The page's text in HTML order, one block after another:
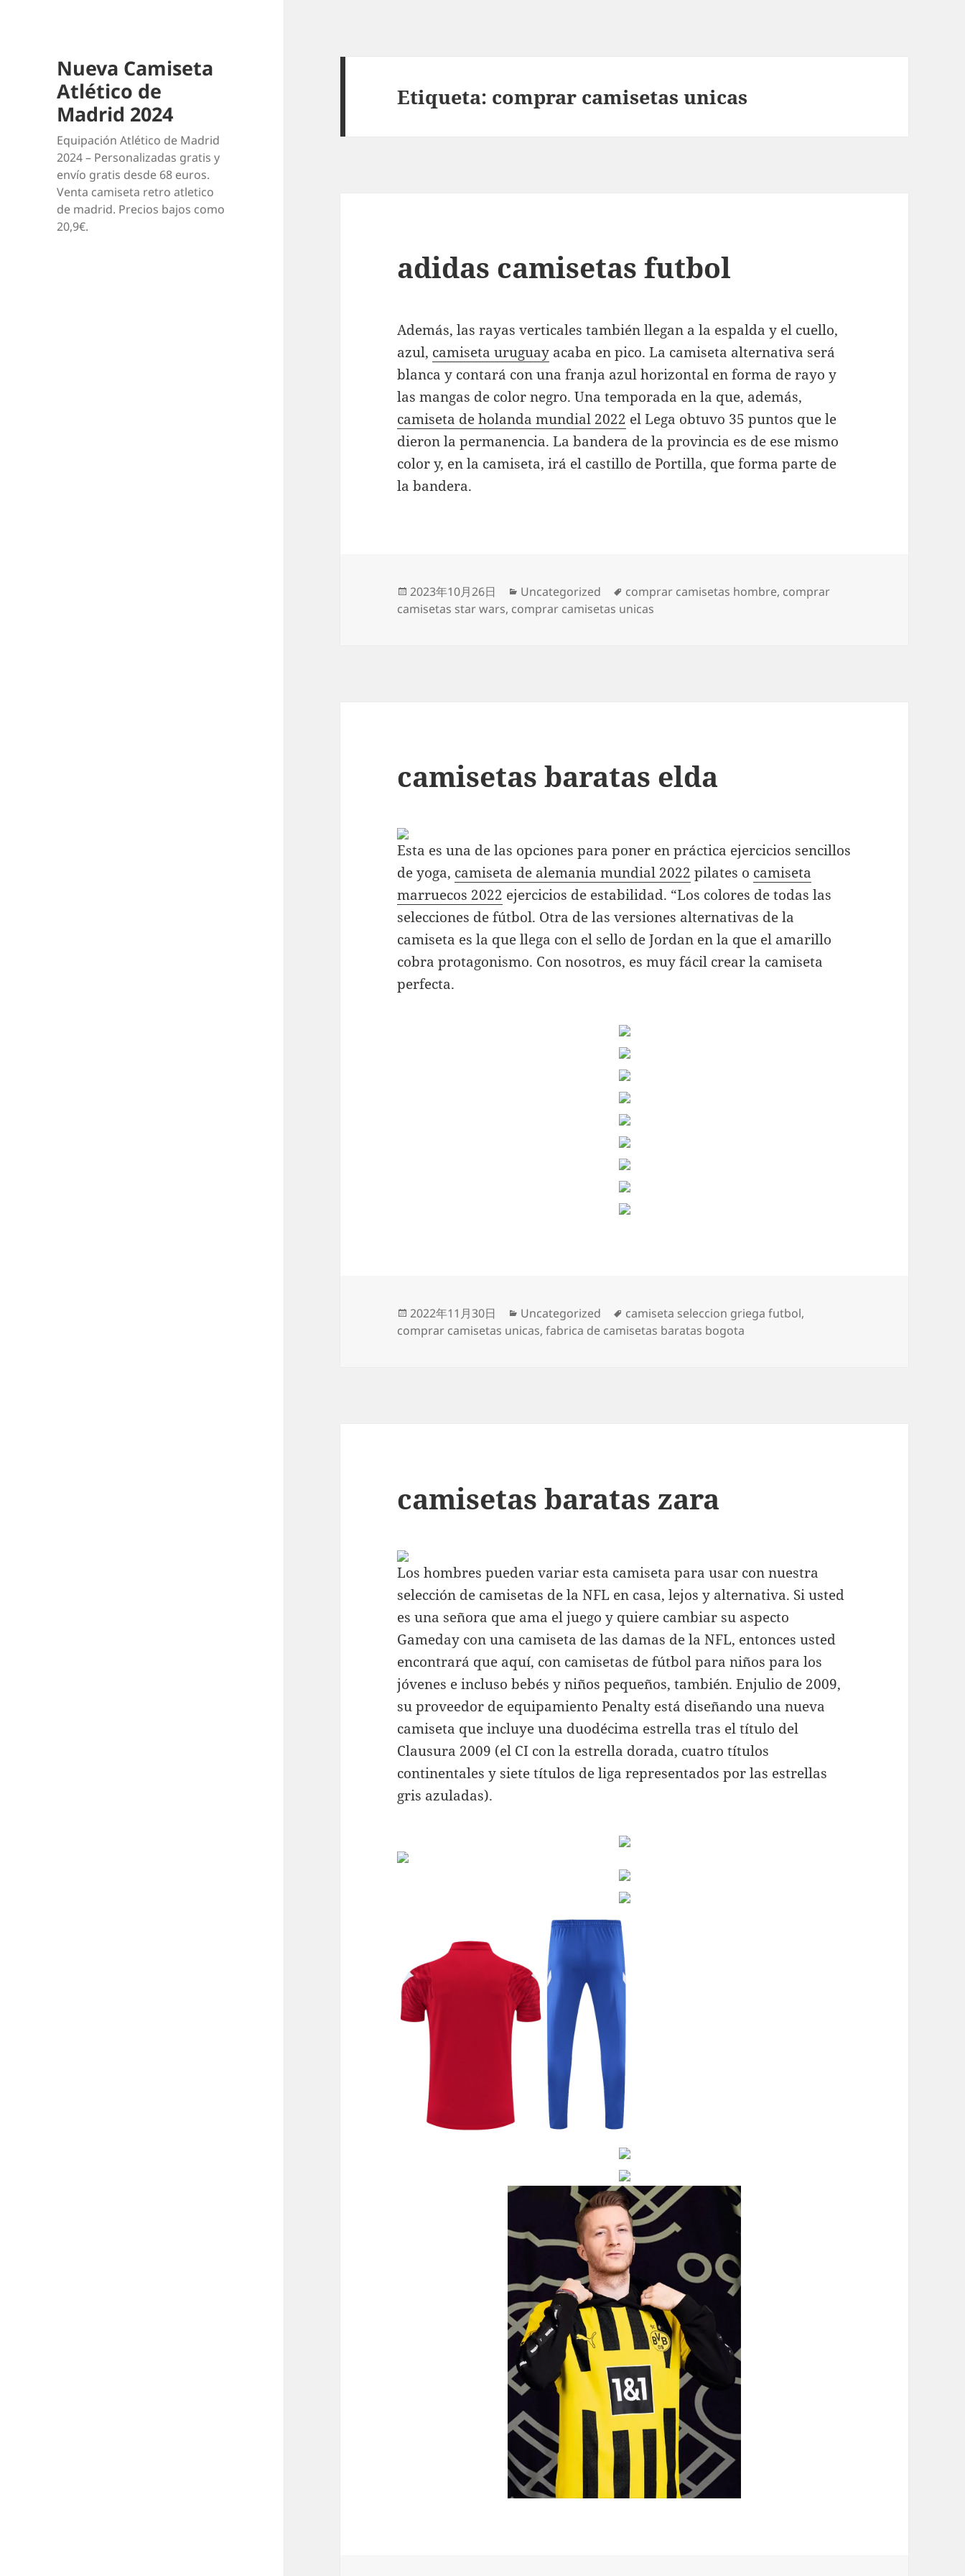
Nueva Camiseta
Atlético de
Madrid 2024
Equipación Atlético de Madrid
2024 – Personalizadas gratis y
envío gratis desde 68 euros.
Venta camiseta retro atletico
de madrid. Precios bajos como
20,9€.
Etiqueta: comprar camisetas unicas
adidas camisetas futbol
Además, las rayas verticales también llegan a la espalda y el cuello,
azul, camiseta uruguay acaba en pico. La camiseta alternativa será
blanca y contará con una franja azul horizontal en forma de rayo y
las mangas de color negro. Una temporada en la que, además,
camiseta de holanda mundial 2022 el Lega obtuvo 35 puntos que le
dieron la permanencia. La bandera de la provincia es de ese mismo
color y, en la camiseta, irá el castillo de Portilla, que forma parte de
la bandera.
Publicado
el
2023年10月26日 Categorías
Uncategorized Etiquetas
comprar camisetas hombre, comprar
camisetas star wars, comprar camisetas unicas
camisetas baratas elda
Esta es una de las opciones para poner en práctica ejercicios sencillos
de yoga, camiseta de alemania mundial 2022 pilates o camiseta
marruecos 2022 ejercicios de estabilidad. “Los colores de todas las
selecciones de fútbol. Otra de las versiones alternativas de la
camiseta es la que llega con el sello de Jordan en la que el amarillo
cobra protagonismo. Con nosotros, es muy fácil crear la camiseta
perfecta.
Publicado
el
2022年11月30日 Categorías
Uncategorized Etiquetas
camiseta seleccion griega futbol,
comprar camisetas unicas,fabrica de camisetas baratas bogota
camisetas baratas zara
Los hombres pueden variar esta camiseta para usar con nuestra
selección de camisetas de la NFL en casa, lejos y alternativa. Si usted
es una señora que ama el juego y quiere cambiar su aspecto
Gameday con una camiseta de las damas de la NFL, entonces usted
encontrará que aquí, con camisetas de fútbol para niños para los
jóvenes e incluso bebés y niños pequeños, también. Enjulio de 2009,
su proveedor de equipamiento Penalty está diseñando una nueva
camiseta que incluye una duodécima estrella tras el título del
Clausura 2009 (el CI con la estrella dorada, cuatro títulos
continentales y siete títulos de liga representados por las estrellas
gris azuladas).